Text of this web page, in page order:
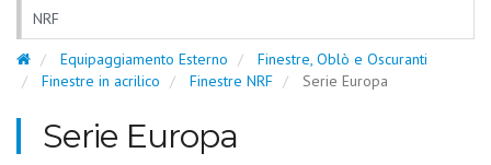
NRF
Equipaggiamento Esterno
Finestre, Oblò e Oscuranti
Finestre in acrilico
Finestre NRF Serie Europa
Serie Europa